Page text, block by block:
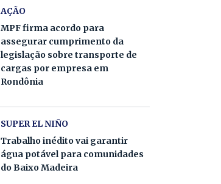
AÇÃO
MPF firma acordo para
assegurar cumprimento da
legislação sobre transporte de
cargas por empresa em
Rondônia
SUPER EL NIÑO
Trabalho inédito vai garantir
água potável para comunidades
do Baixo Madeira